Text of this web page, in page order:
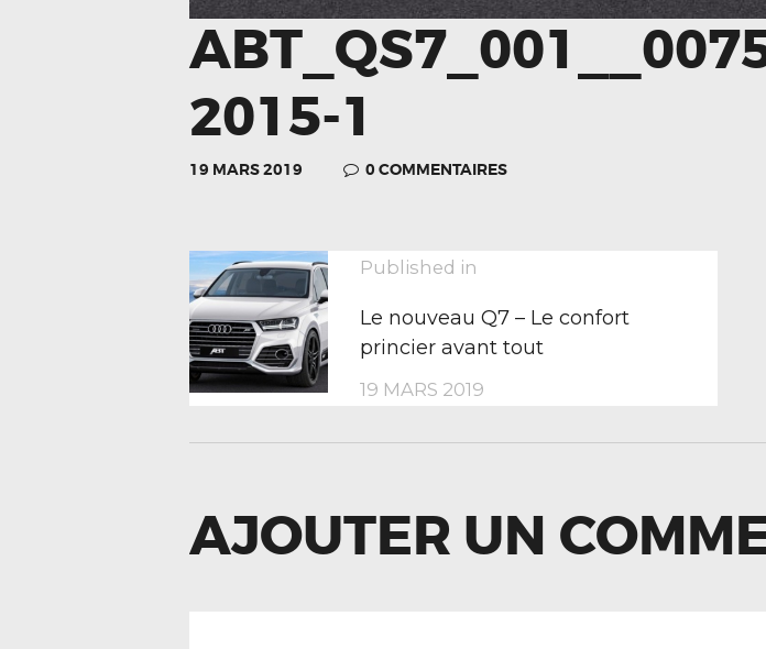
2015-1
19 MARS 2019 0 COMMENTAIRES
NAVIGATION
DE
L’ARTICLE
Published in
Le nouveau Q7 – Le confort
princier avant tout
19 MARS 2019
AJOUTER UN